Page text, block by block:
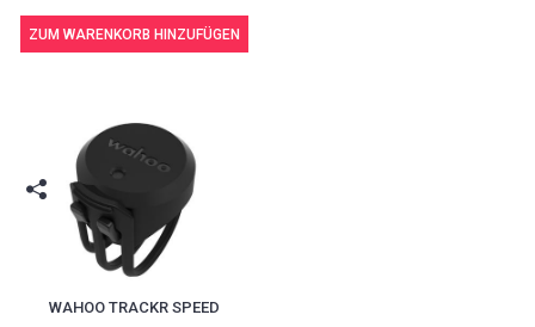
ZUM WARENKORB HINZUFÜGEN
WAHOO TRACKR SPEED